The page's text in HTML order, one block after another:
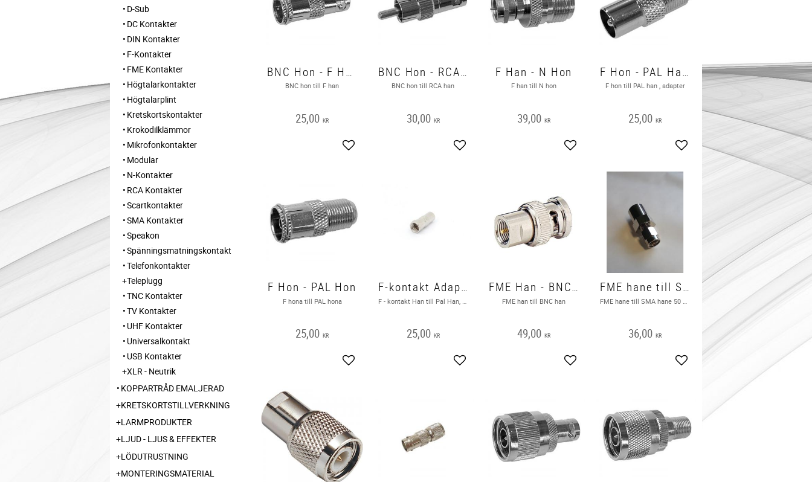
BNC Hon - F Han snabb
BNC hon till F han
25,00 KR
Lägg till i favoriter
BNC Hon - RCA Han
BNC hon till RCA han
30,00 KR
Lägg till i favoriter
F Han - N Hon
F han till N hon
39,00 KR
Lägg till i favoriter
F Hon - PAL Han , Adapter F-hona till antennhane
F hon till PAL han , adapter
25,00 KR
Lägg till i favoriter
F Hon - PAL Hon
F hona till PAL hona
25,00 KR
Lägg till i favoriter
F-kontakt Adapter, F Han till PAL Han
25,00 KR
Lägg till i favoriter
FME Han - BNC Han
FME han till BNC han
49,00 KR
Lägg till i favoriter
FME hane till SMA hane
36,00 KR
Lägg till i favoriter
D-Sub
DC Kontakter
DIN Kontakter
F-Kontakter
FME Kontakter
Högtalarkontakter
Högtalarplint
Kretskortskontakter
Krokodilklämmor
Mikrofonkontakter
Modular
N-Kontakter
RCA Kontakter
Scartkontakter
SMA Kontakter
Speakon
Spänningsmatningskontakt
Telefonkontakter
Teleplugg
TNC Kontakter
TV Kontakter
UHF Kontakter
Universalkontakt
USB Kontakter
XLR - Neutrik
KOPPARTRÅD EMALJERAD
KRETSKORTSTILLVERKNING
LARMPRODUKTER
LJUD - LJUS & EFFEKTER
LÖDUTRUSTNING
MONTERINGSMATERIAL